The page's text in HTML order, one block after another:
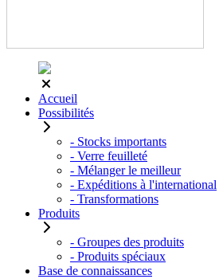
Accueil
Possibilités
- Stocks importants
- Verre feuilleté
- Mélanger le meilleur
- Expéditions à l'international
- Transformations
Produits
- Groupes des produits
- Produits spéciaux
Base de connaissances